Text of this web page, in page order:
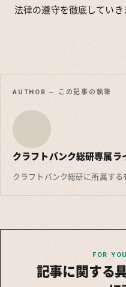
法律の遵守を徹底していき
AUTHOR — この記事の執筆
クラフトバンク総研専属ラ
クラフトバンク総研に所属する
FOR
記事に関する